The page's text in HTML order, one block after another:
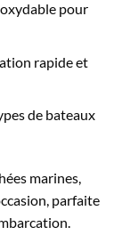
pour
rapide et
de bateaux
marines,
parfaite